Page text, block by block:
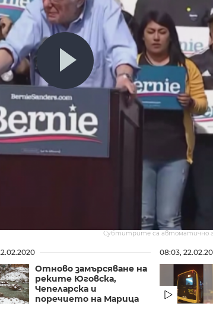
Субтитрите са автоматично
Отново замърсяване на
реките Юговска,
Чепеларска и
поречието на Марица
08:03,